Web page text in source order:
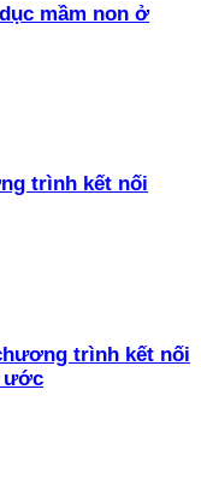
mầm non ở
trình kết nối
trình kết nối
ước